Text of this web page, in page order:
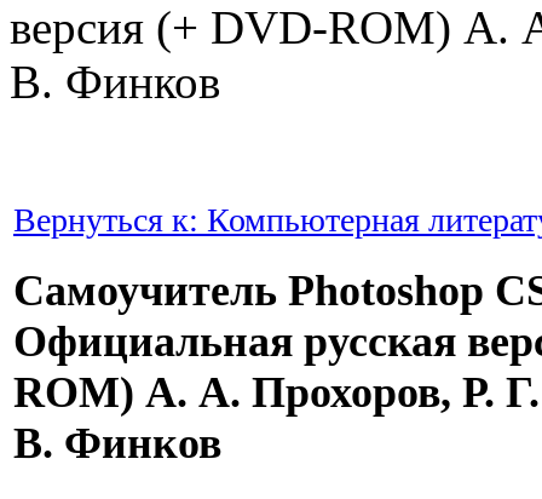
версия (+ DVD-ROM) А.
В. Финков
Вернуться к: Компьютерная
Самоучитель Photoshop
Официальная русская
ROM) А. А. Прохоров, Р.
В. Финков